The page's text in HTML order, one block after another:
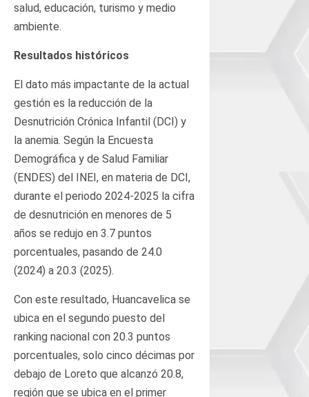
salud, educación, turismo y medio
ambiente.
Resultados históricos
El dato más impactante de la actual
gestión es la reducción de la
Desnutrición Crónica Infantil (DCI) y
la anemia. Según la Encuesta
Demográfica y de Salud Familiar
(ENDES) del INEI, en materia de DCI,
durante el periodo 2024-2025 la cifra
de desnutrición en menores de 5
años se redujo en 3.7 puntos
porcentuales, pasando de 24.0
(2024) a 20.3 (2025).
Con este resultado, Huancavelica se
ubica en el segundo puesto del
ranking nacional con 20.3 puntos
porcentuales, solo cinco décimas por
debajo de Loreto que alcanzó 20.8,
región que se ubica en el primer